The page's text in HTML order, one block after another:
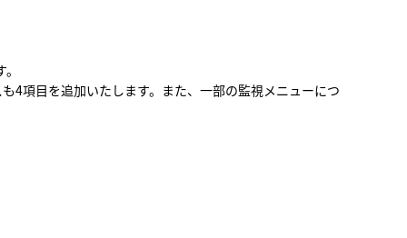
4項目を追加いたします。また、一部の監視メニューにつ